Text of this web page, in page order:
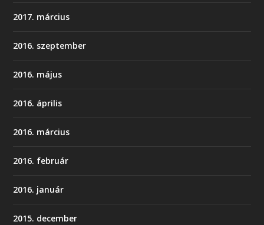
2017. március
2016. szeptember
2016. május
2016. április
2016. március
2016. február
2016. január
2015. december